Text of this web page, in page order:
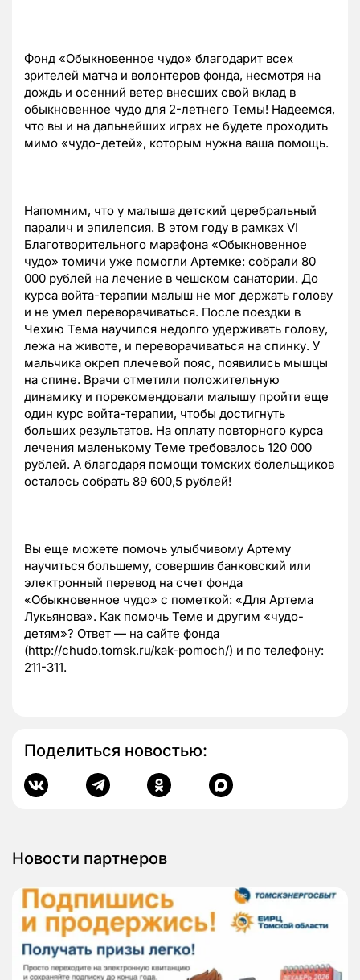
Фонд «Обыкновенное чудо» благодарит всех
зрителей матча и волонтеров фонда, несмотря на
дождь и осенний ветер внесших свой вклад в
обыкновенное чудо для 2-летнего Темы! Надеемся,
что вы и на дальнейших играх не будете проходить
мимо «чудо-детей», которым нужна ваша помощь.
Напомним, что у малыша детский церебральный
паралич и эпилепсия. В этом году в рамках VI
Благотворительного марафона «Обыкновенное
чудо» томичи уже помогли Артемке: собрали 80
000 рублей на лечение в чешском санатории. До
курса войта-терапии малыш не мог держать голову
и не умел переворачиваться. После поездки в
Чехию Тема научился недолго удерживать голову,
лежа на животе, и переворачиваться на спинку. У
мальчика окреп плечевой пояс, появились мышцы
на спине. Врачи отметили положительную
динамику и порекомендовали малышу пройти еще
один курс войта-терапии, чтобы достигнуть
больших результатов. На оплату повторного курса
лечения маленькому Теме требовалось 120 000
рублей. А благодаря помощи томских болельщиков
осталось собрать 89 600,5 рублей!
Вы еще можете помочь улыбчивому Артему
научиться большему, совершив банковский или
электронный перевод на счет фонда
«Обыкновенное чудо» с пометкой: «Для Артема
Лукьянова». Как помочь Теме и другим «чудо-
детям»? Ответ — на сайте фонда
(http://chudo.tomsk.ru/kak-pomoch/) и по телефону:
211-311.
Поделиться новостью:
Новости партнеров